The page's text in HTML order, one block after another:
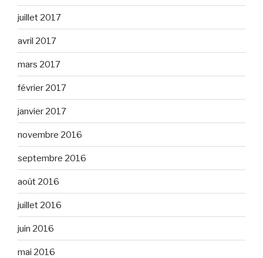
juillet 2017
avril 2017
mars 2017
février 2017
janvier 2017
novembre 2016
septembre 2016
août 2016
juillet 2016
juin 2016
mai 2016